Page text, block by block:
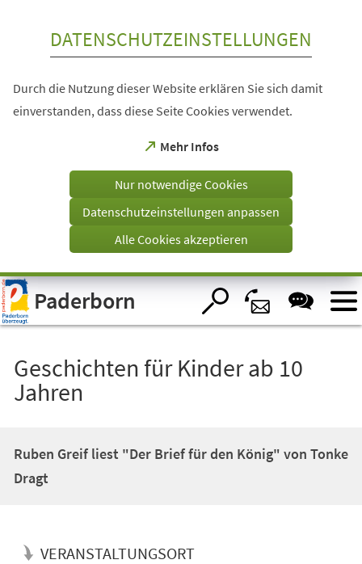
Visuelle
Assistenzsoftware
öffnen.
DATENSCHUTZEINSTELLUNGEN
Durch die Nutzung dieser Website erklären Sie sich damit
einverstanden, dass diese Seite Cookies verwendet.
Mehr Infos
(Öffnet
einem
Tab)
Nur notwendige Cookies
Datenschutzeinstellungen anpassen
Alle Cookies akzeptieren
Paderborn
Geschichten für Kinder ab 10
Jahren
Ruben Greif liest "Der Brief für den König" von Tonke
Dragt
VERANSTALTUNGSORT